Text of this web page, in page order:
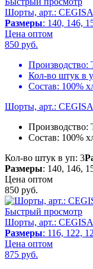
Шорты, арт.:
Размеры: 140, 146,
Цена оптом
850 руб.
Производство:
Кол-во штук в
Состав: 100%
Шорты, арт.:
Производство:
Состав: 100%
Кол-во штук в уп: 3
Размеры: 140, 146,
Цена оптом
850 руб.
Быстрый просмотр
Шорты, арт.:
Размеры: 116, 122,
Цена оптом
875 руб.